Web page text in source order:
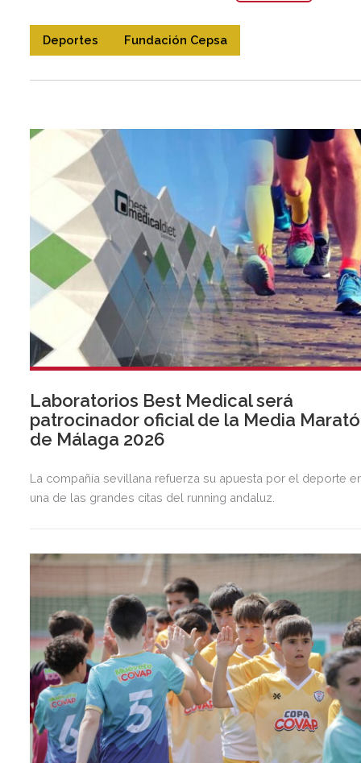
Deportes Fundación Cepsa
Laboratorios Best Medical será
patrocinador oficial de la Media
de Málaga 2026
La compañía sevillana refuerza su apuesta por el deporte
una de las grandes citas del running andaluz.